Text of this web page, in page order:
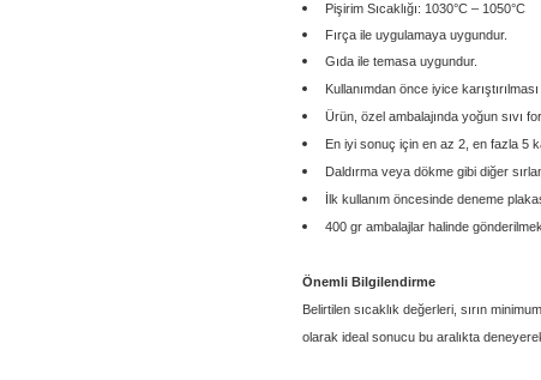
Pişirim Sıcaklığı: 1030°C – 1050°C
Fırça ile uygulamaya uygundur.
Gıda ile temasa uygundur.
Kullanımdan önce iyice
Ürün, özel ambalajında yoğun sıvı
En iyi sonuç için en az 2, en fazla 5
Daldırma veya dökme gibi diğer
İlk kullanım öncesinde deneme
400 gr ambalajlar halinde
Önemli Bilgilendirme
Belirtilen sıcaklık değerleri, sırın
olarak ideal sonucu bu aralıkta